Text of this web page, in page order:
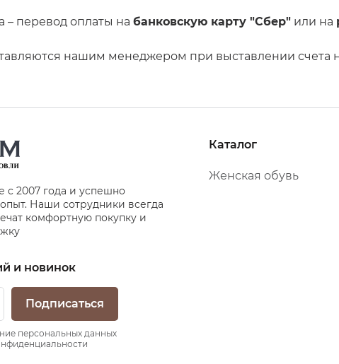
– перевод оплаты на банковскую карту "Сбер" или на
нашим менеджером при выставлении счета
с 2007 года и успешно
Наши сотрудники всегда
комфортную покупку и
и новинок
Подписаться
персональных данных
Каталог
Женская обувь